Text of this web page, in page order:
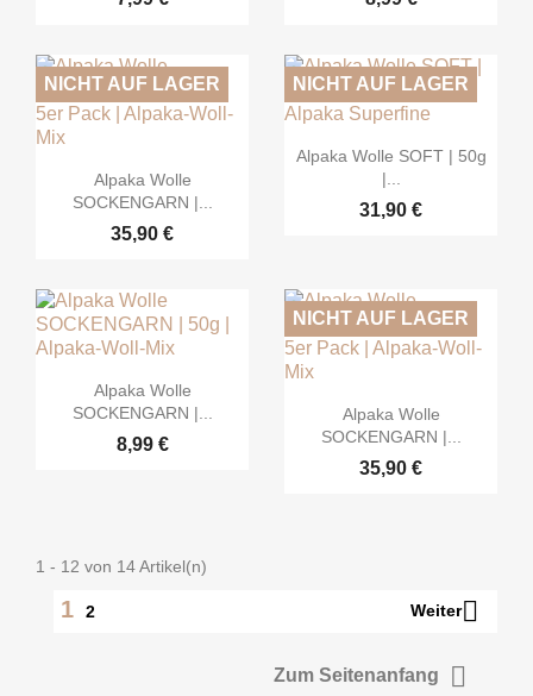
 Vorschau
Alpaka Wolle
SOCKENGARN |...
35,90 €
NICHT AUF LAGER
 Vorschau
Alpaka Wolle SOFT | 50g
|...
31,90 €
NICHT AUF LAGER
 Vorschau
Alpaka Wolle
SOCKENGARN |...
8,99 €
 Vorschau
Alpaka Wolle
SOCKENGARN |...
35,90 €
NICHT AUF LAGER
1 - 12 von 14 Artikel(n)
1 2 Weiter
Zum Seitenanfang 